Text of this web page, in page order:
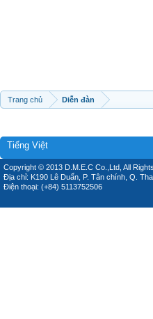
Trang chủ Diễn đàn
Tiếng Việt
Copyright © 2013 D.M.E.C Co.,Ltd, All
Địa chỉ: K190 Lê Duẩn, P. Tân chính, Q.
Điện thoại: (+84) 5113752506